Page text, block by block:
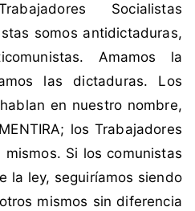
Socialistas
somos antidictaduras,
Amamos la
las dictaduras. Los
en nuestro nombre,
los Trabajadores
Si los comunistas
la ley, seguiríamos siendo
mismos sin diferencia